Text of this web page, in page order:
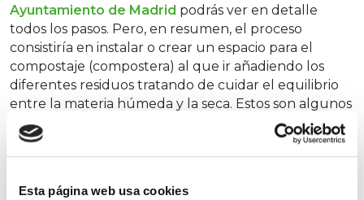
Esta página web usa cookies
Ayuntamiento de Madrid podrás ver en detalle
todos los pasos. Pero, en resumen, el proceso
consistiría en instalar o crear un espacio para el
compostaje (compostera) al que ir añadiendo los
diferentes residuos tratando de cuidar el equilibrio
entre la materia húmeda y la seca. Estos son algunos
de los biorresiduos ideales para el compostaje:
Residuos húmedos
Restos de jardinería y huerta